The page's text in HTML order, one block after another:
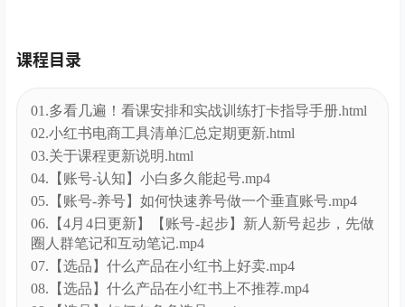
课程目录
01.多看几遍！看课安排和实战训练打卡指导手册.html
02.小红书电商工具清单汇总定期更新.html
03.关于课程更新说明.html
04.【账号-认知】小白多久能起号.mp4
05.【账号-养号】如何快速养号做一个垂直账号.mp4
06.【4月4日更新】【账号-起步】新人新号起步，先做
圈人群笔记和互动笔记.mp4
07.【选品】什么产品在小红书上好卖.mp4
08.【选品】什么产品在小红书上不推荐.mp4